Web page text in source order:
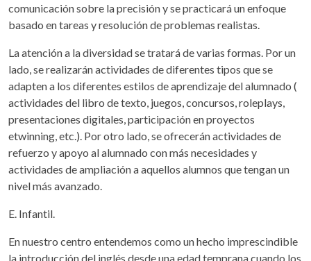
comunicación sobre la precisión y se practicará un enfoque
basado en tareas y resolución de problemas realistas.
La atención a la diversidad se tratará de varias formas. Por un
lado, se realizarán actividades de diferentes tipos que se
adapten a los diferentes estilos de aprendizaje del alumnado (
actividades del libro de texto, juegos, concursos, roleplays,
presentaciones digitales, participación en proyectos
etwinning, etc.). Por otro lado, se ofrecerán actividades de
refuerzo y apoyo al alumnado con más necesidades y
actividades de ampliación a aquellos alumnos que tengan un
nivel más avanzado.
E. Infantil.
En nuestro centro entendemos como un hecho imprescindible
la introducción del inglés desde una edad temprana cuando los